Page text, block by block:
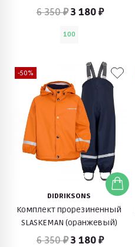
6 350 ₽3 180 ₽
100
-50%
DIDRIKSONS
Комплект прорезиненный
SLASKEMAN (оранжевый)
6 350 ₽3 180 ₽